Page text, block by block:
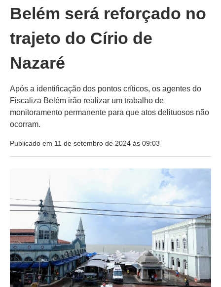
Belém será reforçado no
trajeto do Círio de
Nazaré
Após a identificação dos pontos críticos, os agentes do
Fiscaliza Belém irão realizar um trabalho de
monitoramento permanente para que atos delituosos não
ocorram.
Publicado em 11 de setembro de 2024 às 09:03